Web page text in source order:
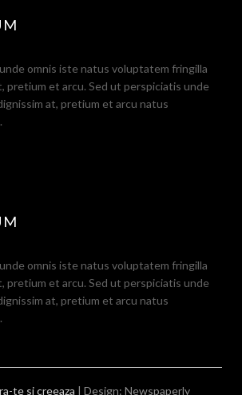
omnis iste natus voluptatem fringilla
pretium et arcu. Sed ut perspiciatis unde
at, pretium et arcu natus
omnis iste natus voluptatem fringilla
pretium et arcu. Sed ut perspiciatis unde
at, pretium et arcu natus
te si creeaza | Design: Newspaperly